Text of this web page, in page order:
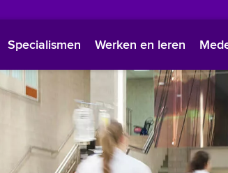
Specialismen Werken en leren